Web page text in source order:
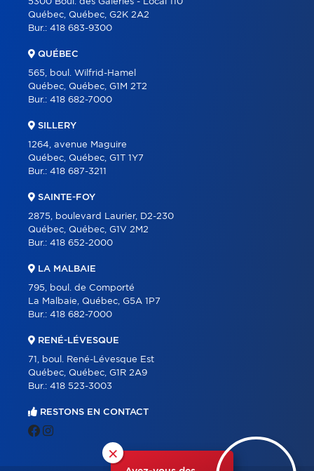
×
CARRIÈRE
BLOGUE
CONTACT
5300 Boul. des Galeries - Local 110
Québec, Québec, G2K 2A2
Bur.: 418 683-9300
QUÉBEC
565, boul. Wilfrid-Hamel
Québec, Québec, G1M 2T2
Bur.: 418 682-7000
SILLERY
1264, avenue Maguire
Québec, Québec, G1T 1Y7
Bur.: 418 687-3211
SAINTE-FOY
2875, boulevard Laurier, D2-230
Québec, Québec, G1V 2M2
Bur.: 418 652-2000
LA MALBAIE
795, boul. de Comporté
La Malbaie, Québec, G5A 1P7
Bur.: 418 682-7000
RENÉ-LÉVESQUE
71, boul. René-Lévesque Est
Québec, Québec, G1R 2A9
Bur.: 418 523-3003
RESTONS EN CONTACT